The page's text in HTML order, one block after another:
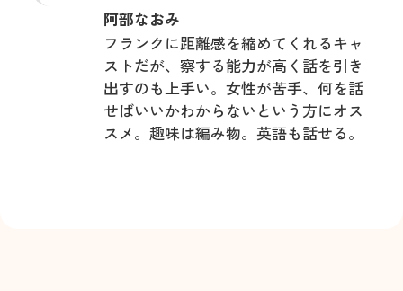
阿部なおみ
フランクに距離感を縮めてくれるキャ
ストだが、察する能力が高く話を引き
出すのも上手い。女性が⁨⁩苦手、何を話
せばいいかわからないという方にオス
スメ。趣味は編み物。英語も話せる。